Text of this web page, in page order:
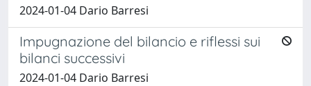
2024-01-04 Dario Barresi
Impugnazione del bilancio e riflessi sui
bilanci successivi
2024-01-04 Dario Barresi